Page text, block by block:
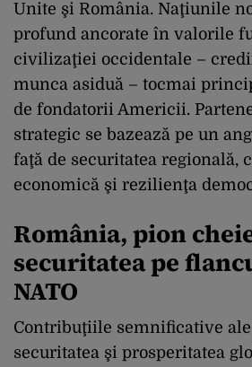
Unite şi România. Naţiunile
profund ancorate în valorile
civilizaţiei occidentale –
munca asiduă – tocmai
de fondatorii Americii.
strategic se bazează pe un
faţă de securitatea regională,
economică şi rezilienţa
România, pion
securitatea pe
NATO
Contribuţiile semnificative
securitatea şi prosperitatea